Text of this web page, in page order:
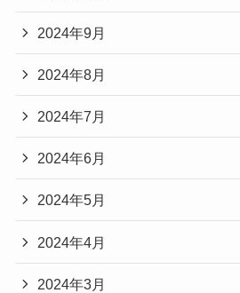
2024年9月
2024年8月
2024年7月
2024年6月
2024年5月
2024年4月
2024年3月